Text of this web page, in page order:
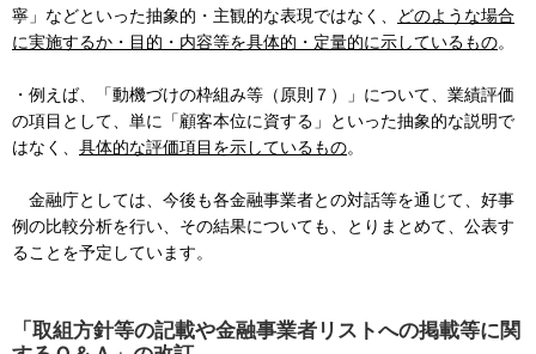
寧」などといった抽象的・主観的な表現ではなく、
どのような場合
に実施するか・目的・内容等を具体的・定量的に示しているもの。
・例えば、「動機づけの枠組み等（原則７）」について、業績評価
の項目として、単に「顧客本位に資する」といった抽象的な説明で
はなく、 具体的な評価項目を示しているもの。
金融庁としては、今後も各金融事業者との対話等を通じて、好事
例の比較分析を行い、その結果についても、とりまとめて、公表す
ることを予定しています。
「取組方針等の記載や金融事業者リストへの掲載等に関